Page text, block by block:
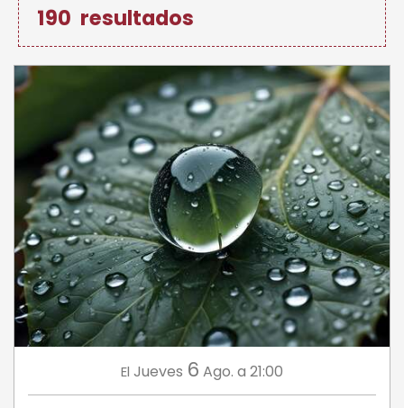
190 resultados
El Jueves 6 Ago. a 21:00